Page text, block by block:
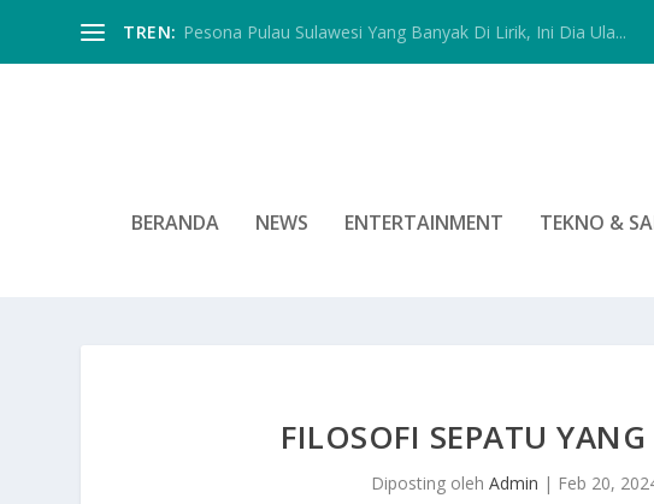
TREN: Pesona Pulau Sulawesi Yang Banyak Di Lirik, Ini Dia Ula...
BERANDA NEWS ENTERTAINMENT TEKNO &
FILOSOFI SEPATU
Diposting oleh Admin | Feb 20,